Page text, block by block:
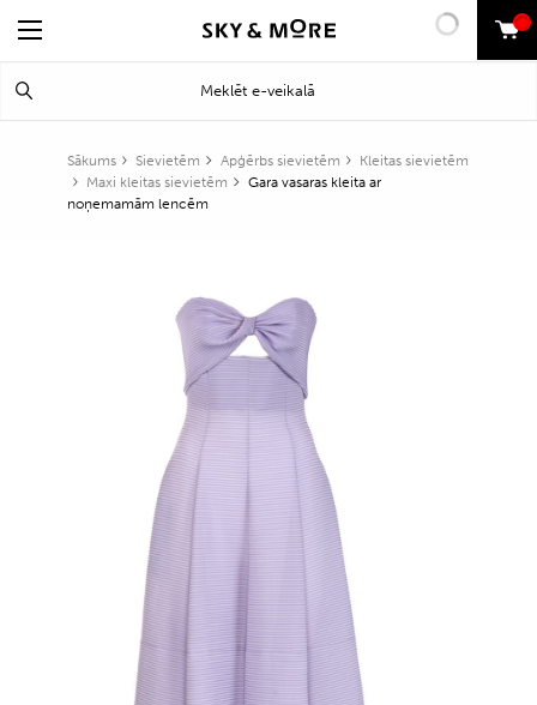
0
Sākums Sievietēm Apģērbs sievietēm
Kleitas sievietēm
Maxi kleitas sievietēm
Gara vasaras kleita ar
noņemamām lencēm